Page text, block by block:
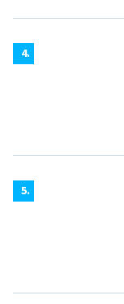
4.
5.